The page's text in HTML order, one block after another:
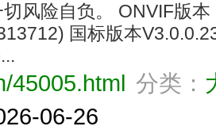
风险自负。 ONVIF版本
国标版本
45005.html 分类：
06-26